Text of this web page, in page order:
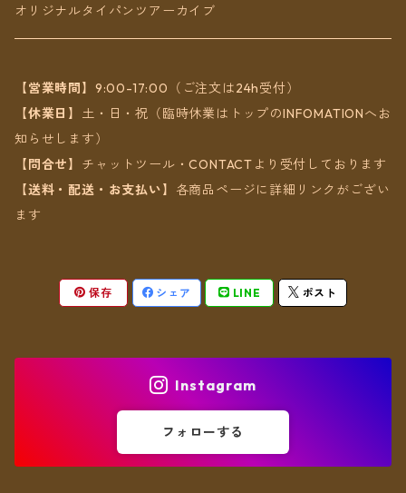
アンクレット
オリジナルタイパンツアーカイブ
【営業時間】 9:00-17:00（ご注文は24h受付）
【休業日】 土・日・祝（臨時休業はトップのINFOMATIONへお
知らせします）
【問合せ】 チャットツール・CONTACTより受付しております
【送料・配送・お支払い】 各商品ページに詳細リンクがござい
ます
保存 シェア LINE ポスト
Instagram
フォローする